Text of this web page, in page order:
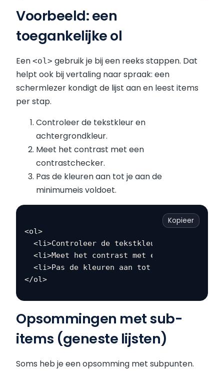
Voorbeeld: een
toegankelijke ol
Een<ol> gebruik je bij een reeks stappen. Dat
helpt ook bij vertaling naar spraak: een
schermlezer kondigt de lijst aan en leest items
per stap.
Controleer de tekstkleur en
achtergrondkleur.
Meet het contrast met een
contrastchecker.
Pas de kleuren aan tot je aan de
minimumeis voldoet.
<ol>
<li>Controleer de tekstkleur en
<li>Meet het contrast met een
<li>Pas de kleuren aan tot je aan de
Kopieer
Opsommingen met sub-
items (geneste lijsten)
Soms heb je een opsomming met subpunten.